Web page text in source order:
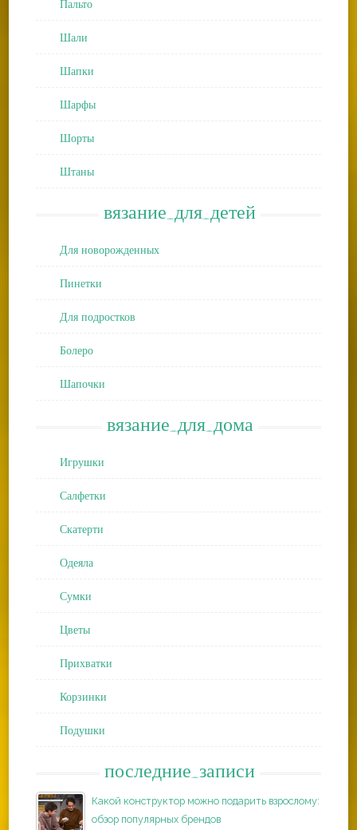
Пальто
Шали
Шапки
Шарфы
Шорты
Штаны
вязание_для_детей
Для новорожденных
Пинетки
Для подростков
Болеро
Шапочки
вязание_для_дома
Игрушки
Салфетки
Скатерти
Одеяла
Сумки
Цветы
Прихватки
Корзинки
Подушки
последние_записи
Какой конструктор можно подарить взрослому:
обзор популярных брендов